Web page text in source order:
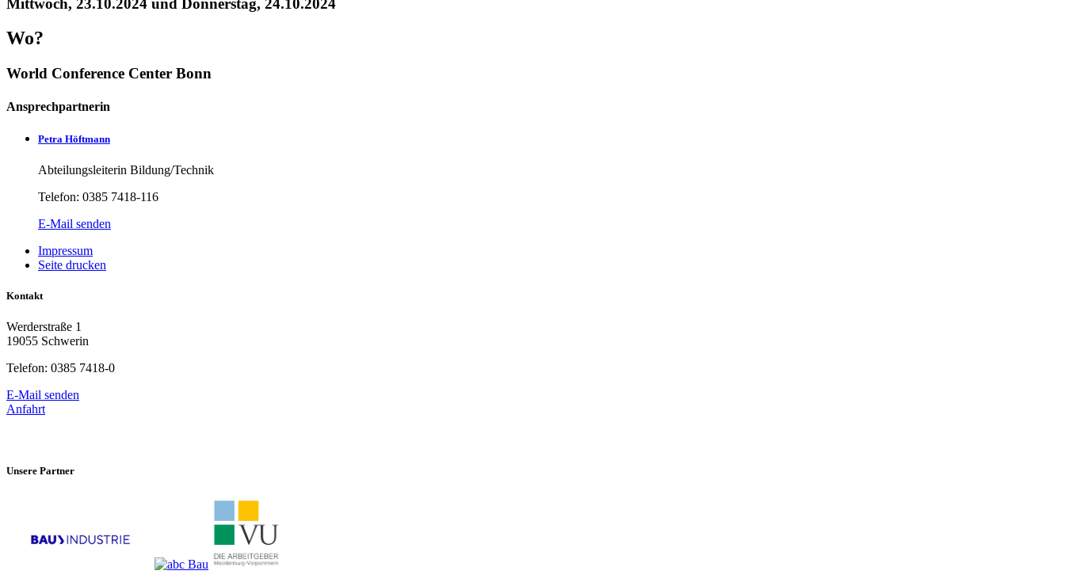
Wo?
World Conference Center Bonn
Ansprechpartnerin
Petra Höftmann
Abteilungsleiterin Bildung/Technik
Telefon: 0385 7418-116
E-Mail senden
Impressum
Seite drucken
Kontakt
Werderstraße 1
19055 Schwerin
Telefon: 0385 7418-0
E-Mail senden
Anfahrt
Unsere Partner